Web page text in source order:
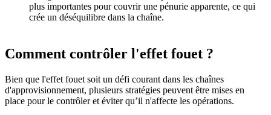
plus importantes pour couvrir une pénurie apparente, ce qui
crée un déséquilibre dans la chaîne.
Comment contrôler l'effet fouet ?
Bien que l'effet fouet soit un défi courant dans les chaînes
d'approvisionnement, plusieurs stratégies peuvent être mises en
place pour le contrôler et éviter qu’il n'affecte les opérations.